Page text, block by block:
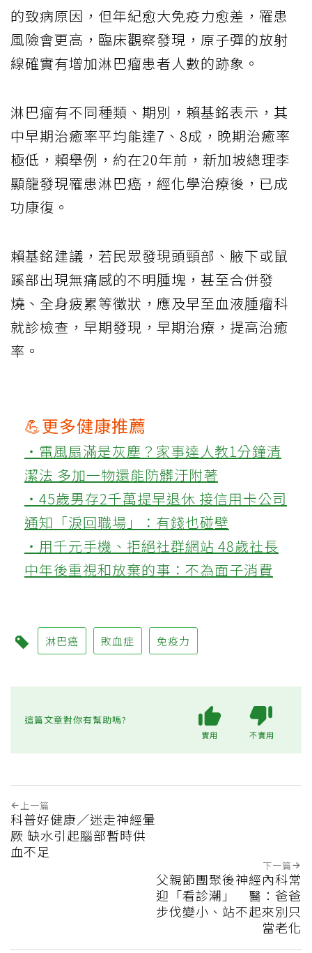
的致病原因，但年紀愈大免疫力愈差，罹患
風險會更高，臨床觀察發現，原子彈的放射
線確實有增加淋巴瘤患者人數的跡象。
淋巴瘤有不同種類、期別，賴基銘表示，其
中早期治癒率平均能達7、8成，晚期治癒率
極低，賴舉例，約在20年前，新加坡總理李
顯龍發現罹患淋巴癌，經化學治療後，已成
功康復。
賴基銘建議，若民眾發現頭頸部、腋下或鼠
蹊部出現無痛感的不明腫塊，甚至合併發
燒、全身疲累等徵狀，應及早至血液腫瘤科
就診檢查，早期發現，早期治療，提高治癒
率。
💪更多健康推薦
‧電風扇滿是灰塵？家事達人教1分鐘清
潔法 多加一物還能防髒汙附著
‧45歲男存2千萬提早退休 接信用卡公司
通知「淚回職場」：有錢也碰壁
‧用千元手機、拒絕社群網站 48歲社長
中年後重視和放棄的事：不為面子消費
淋巴癌 敗血症 免疫力
這篇文章對你有幫助嗎?
實用 不實用
上一篇
科普好健康／迷走神經暈
厥 缺水引起腦部暫時供
血不足
下一篇
父親節團聚後神經內科常
迎「看診潮」 醫：爸爸
步伐變小、站不起來別只
當老化